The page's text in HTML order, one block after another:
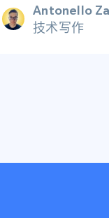
Antonello
技术写作